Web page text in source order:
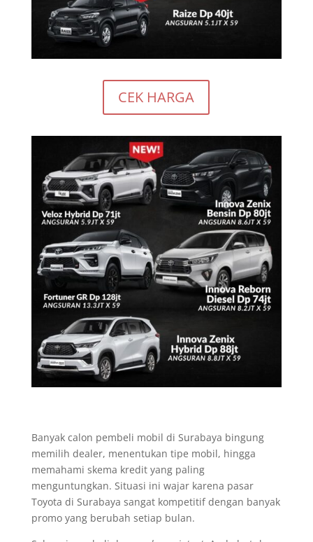
CEK HARGA
Banyak calon pembeli mobil di Surabaya bingung
memilih dealer, menentukan tipe mobil, hingga
memahami skema kredit yang paling
menguntungkan. Situasi ini wajar karena pasar
Toyota di Surabaya sangat kompetitif dengan banyak
promo yang berubah setiap bulan.